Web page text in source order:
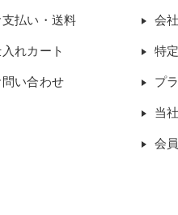
支払い・送料
れカート
問い合わせ
会
特
プ
当
会